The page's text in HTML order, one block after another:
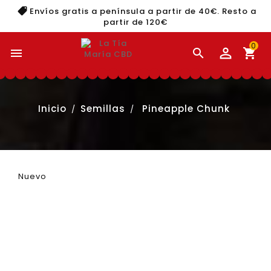
Envíos gratis a península a partir de 40€. Resto a
partir de 120€
  shopping_cart
0
Inicio Semillas Pineapple Chunk
Nuevo